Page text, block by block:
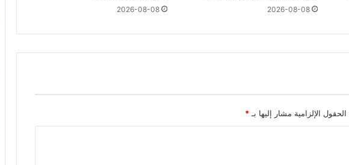
2026-08-08
2026-08-08
الحقول الإلزامية مشار إليها بـ *